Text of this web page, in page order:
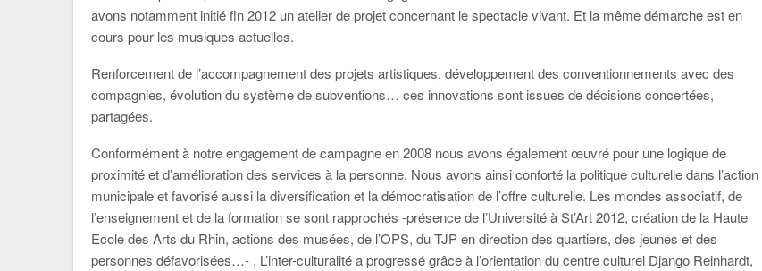
avons notamment initié fin 2012 un atelier de projet concernant le spectacle vivant. Et la même démarche est en
cours pour les musiques actuelles.
Renforcement de l’accompagnement des projets artistiques, développement des conventionnements avec des
compagnies, évolution du système de subventions… ces innovations sont issues de décisions concertées,
partagées.
Conformément à notre engagement de campagne en 2008 nous avons également œuvré pour une logique de
proximité et d’amélioration des services à la personne. Nous avons ainsi conforté la politique culturelle dans l’action
municipale et favorisé aussi la diversification et la démocratisation de l’offre culturelle. Les mondes associatif, de
l’enseignement et de la formation se sont rapprochés -présence de l’Université à St’Art 2012, création de la Haute
Ecole des Arts du Rhin, actions des musées, de l’OPS, du TJP en direction des quartiers, des jeunes et des
personnes défavorisées…- . L’inter-culturalité a progressé grâce à l’orientation du centre culturel Django Reinhardt,